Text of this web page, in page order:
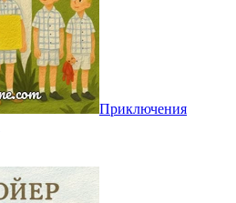
Приключения